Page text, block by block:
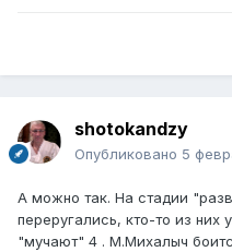
shotokandzy
Опубликовано 5
А можно так. На стадии
переругались, кто-то из них
"мучают" 4 . М.Михалыч